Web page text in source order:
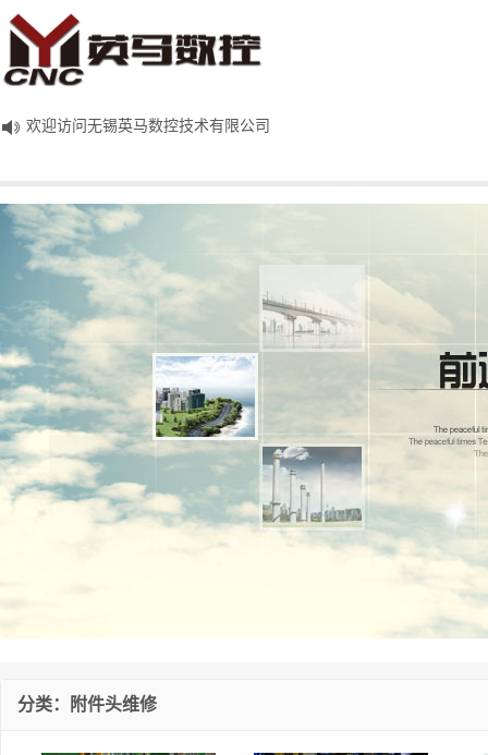
欢迎访问无锡英马数控技术有限公司
分类：附件头维修